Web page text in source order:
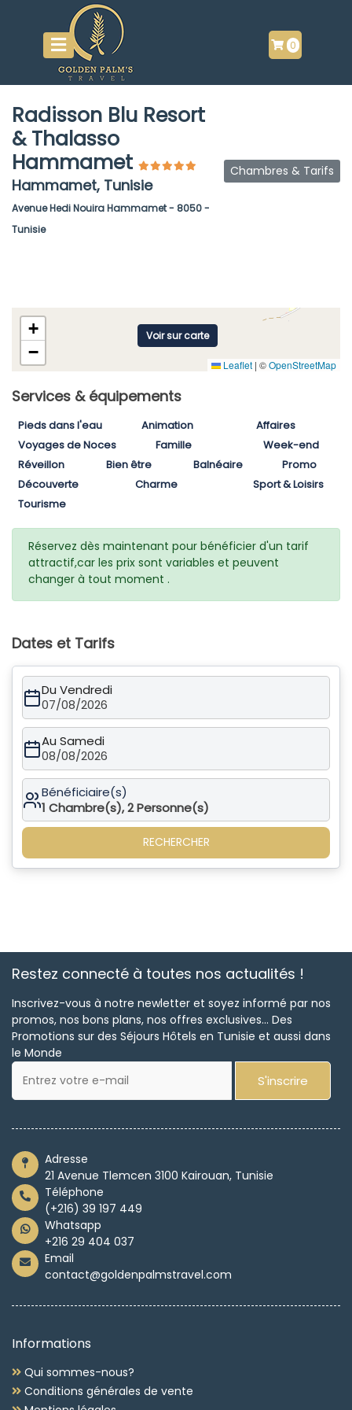
0
Radisson Blu Resort
& Thalasso
Hammamet
Hammamet, Tunisie
Avenue Hedi Nouira Hammamet - 8050 -
Tunisie
Chambres & Tarifs
+
−
Leaflet | ©OpenStreetMap
Voir sur carte
Services & équipements
Pieds dans l'eau Animation
Affaires
Voyages de Noces
Famille
Week-end
Réveillon
Bien être Balnéaire
Promo
Découverte
Charme
Sport & Loisirs
Tourisme
Réservez dès maintenant pour bénéficier d'un tarif
attractif,car les prix sont variables et peuvent
changer à tout moment .
Dates et Tarifs
Du Vendredi
07/08/2026
Au Samedi
08/08/2026
Bénéficiaire(s)
1 Chambre(s),2Personne(s)
RECHERCHER
Restez connecté à toutes nos actualités !
Inscrivez-vous à notre newletter et soyez informé par nos
promos, nos bons plans, nos offres exclusives... Des
Promotions sur des Séjours Hôtels en Tunisie et aussi dans
le Monde
S'inscrire
Adresse
21 Avenue Tlemcen 3100 Kairouan, Tunisie
Téléphone
(+216) 39 197 449
Whatsapp
+216 29 404 037
Email
contact@goldenpalmstravel.com
Informations
Qui sommes-nous?
Conditions générales de vente